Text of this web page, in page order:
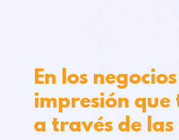
En los
impresión que
a través de